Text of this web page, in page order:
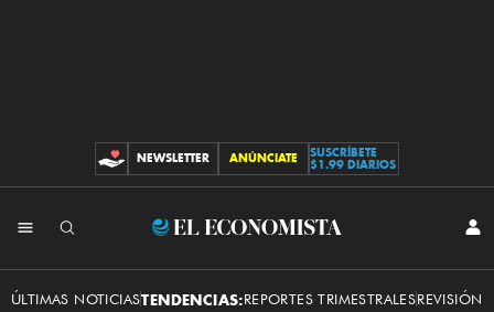
CONTRIBUCIONES
NEWSLETTER ANÚNCIATE
SUSCRÍBETE
$1.99 DIARIOS
El
Economista
ÚLTIMAS NOTICIASTENDENCIAS:REPORTES TRIMESTRALESREVISIÓN